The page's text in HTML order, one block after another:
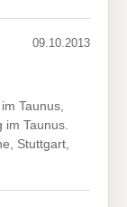
09.10.2013
Taunus,
Taunus.
Stuttgart,